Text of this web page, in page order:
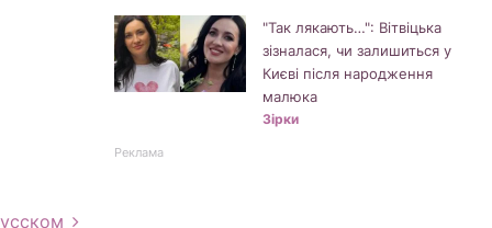
"Так лякають…": Вітвіцька
зізналася, чи залишиться у
Києві після народження
малюка
Зірки
Реклама